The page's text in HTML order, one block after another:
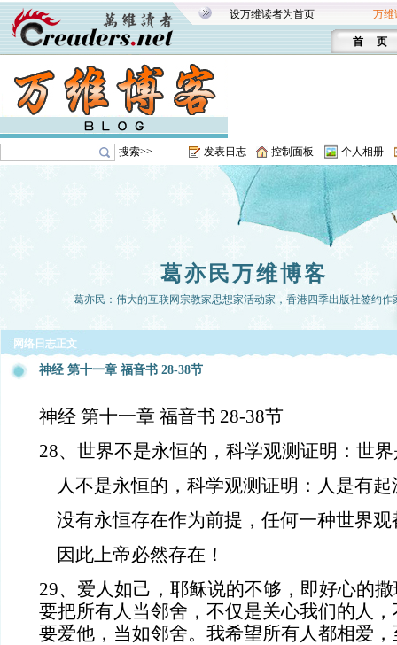
设万维读者为首页 万维
首 页
搜索>> 发表日志 控制面板 个人相册
葛亦民万维博客
葛亦民：伟大的互联网宗教家思想家活动家，香港四季出版社签约作
网络日志正文
神经 第十一章 福音书 28-38节
神经 第十一章 福音书 28-38节
28、世界不是永恒的，科学观测证明：世
人不是永恒的，科学观测证明：人是有起
没有永恒存在作为前提，任何一种世界观
因此上帝必然存在！
29、爱人如己，耶稣说的不够，即好心的
要把所有人当邻舍，不仅是关心我们的人
要爱他，当如邻舍。我希望所有人都相爱